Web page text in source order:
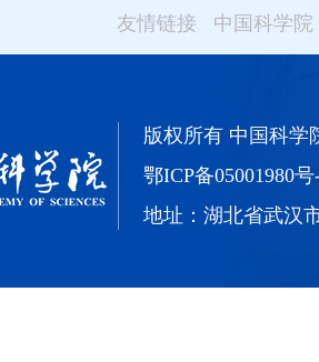
友情链接 中国科学院
版权所有 中国科学
鄂ICP备05001980号
地址：湖北省武汉